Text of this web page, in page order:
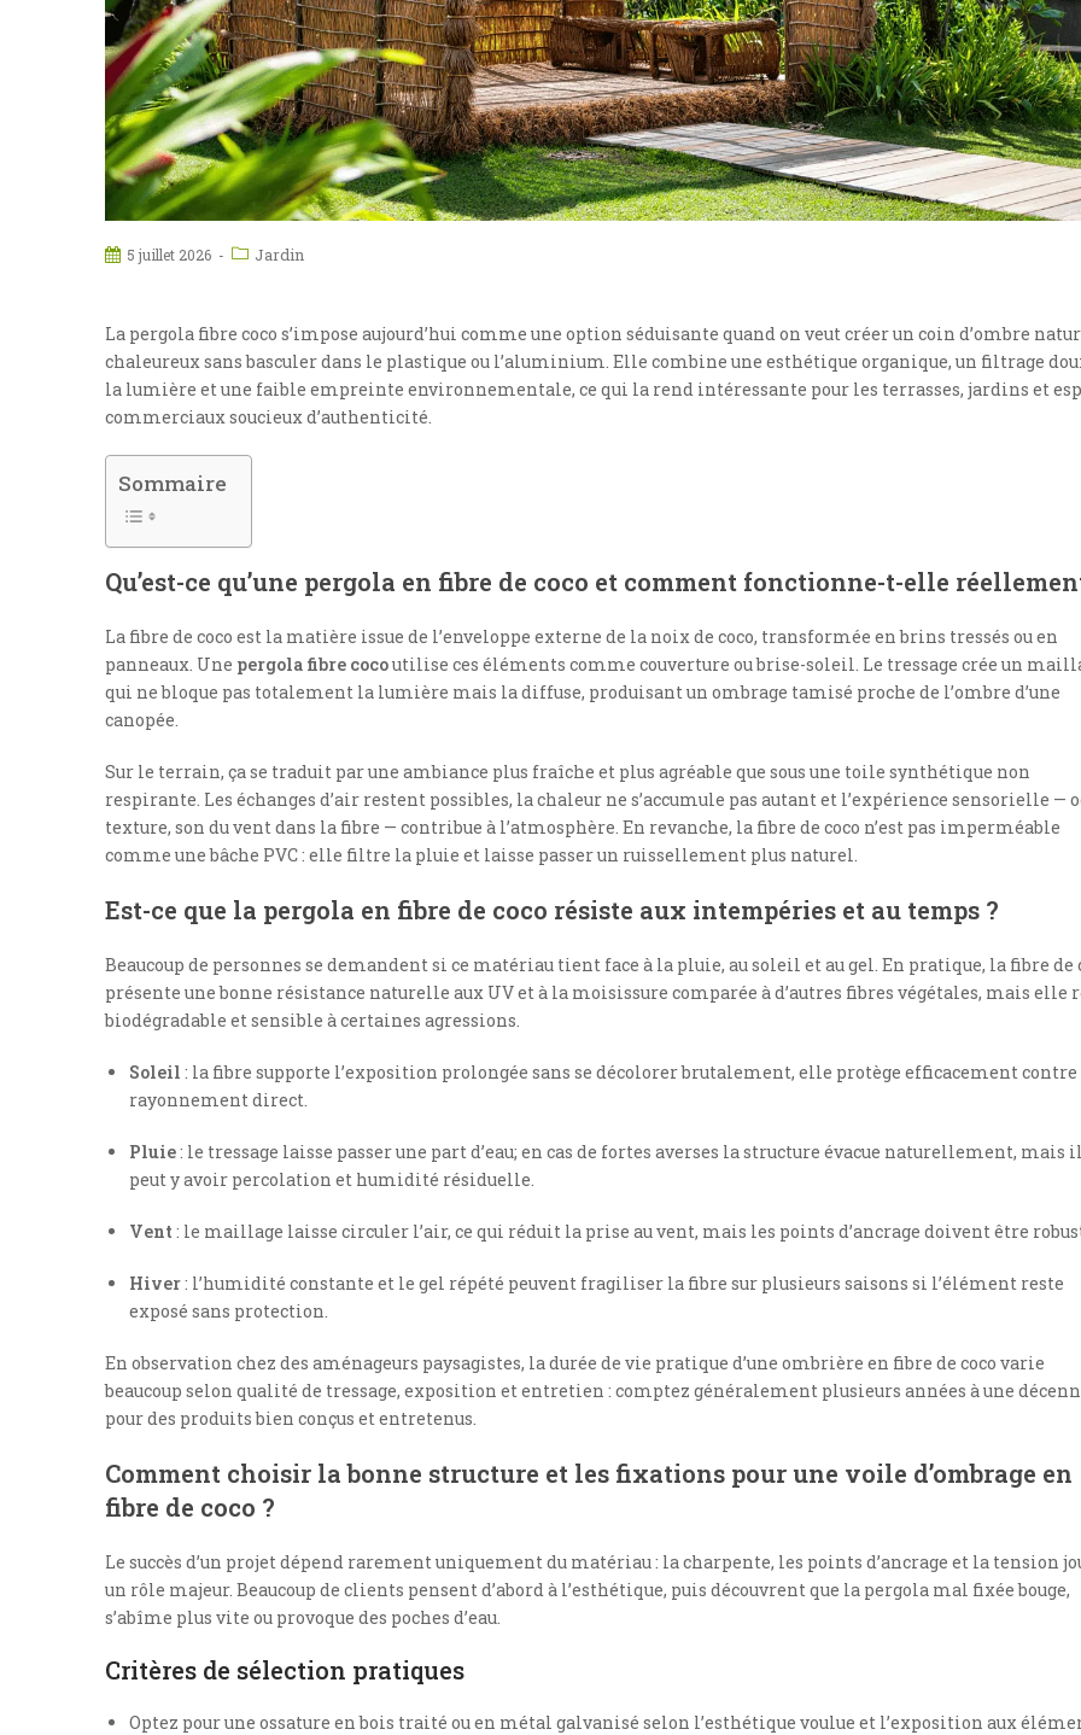
5 juillet 2026 Jardin
La pergola fibre coco s’impose aujourd’hui comme une option séduisante quand on veut créer un coin d’ombre
chaleureux sans basculer dans le plastique ou l’aluminium. Elle combine une esthétique organique, un filtrage
la lumière et une faible empreinte environnementale, ce qui la rend intéressante pour les terrasses, jardins et
commerciaux soucieux d’authenticité.
Sommaire
Qu’est-ce qu’une pergola en fibre de coco et comment fonctionne-t-elle
La fibre de coco est la matière issue de l’enveloppe externe de la noix de coco, transformée en brins tressés ou en
panneaux. Une pergola fibre cocoutilise ces éléments comme couverture ou brise-soleil. Le tressage crée un
qui ne bloque pas totalement la lumière mais la diffuse, produisant un ombrage tamisé proche de l’ombre d’une
canopée.
Sur le terrain, ça se traduit par une ambiance plus fraîche et plus agréable que sous une toile synthétique non
respirante. Les échanges d’air restent possibles, la chaleur ne s’accumule pas autant et l’expérience sensorielle —
texture, son du vent dans la fibre — contribue à l’atmosphère. En revanche, la fibre de coco n’est pas imperméable
comme une bâche PVC : elle filtre la pluie et laisse passer un ruissellement plus naturel.
Est-ce que la pergola en fibre de coco résiste aux intempéries et au temps ?
Beaucoup de personnes se demandent si ce matériau tient face à la pluie, au soleil et au gel. En pratique, la fibre de
présente une bonne résistance naturelle aux UV et à la moisissure comparée à d’autres fibres végétales, mais elle
biodégradable et sensible à certaines agressions.
Soleil : la fibre supporte l’exposition prolongée sans se décolorer brutalement, elle protège efficacement contre
rayonnement direct.
Pluie: le tressage laisse passer une part d’eau; en cas de fortes averses la structure évacue naturellement, mais il
peut y avoir percolation et humidité résiduelle.
Vent : le maillage laisse circuler l’air, ce qui réduit la prise au vent, mais les points d’ancrage doivent être
Hiver: l’humidité constante et le gel répété peuvent fragiliser la fibre sur plusieurs saisons si l’élément reste
exposé sans protection.
En observation chez des aménageurs paysagistes, la durée de vie pratique d’une ombrière en fibre de coco varie
beaucoup selon qualité de tressage, exposition et entretien : comptez généralement plusieurs années à une
pour des produits bien conçus et entretenus.
Comment choisir la bonne structure et les fixations pour une voile d’ombrage en
fibre de coco ?
Le succès d’un projet dépend rarement uniquement du matériau : la charpente, les points d’ancrage et la tension
un rôle majeur. Beaucoup de clients pensent d’abord à l’esthétique, puis découvrent que la pergola mal fixée bouge,
s’abîme plus vite ou provoque des poches d’eau.
Critères de sélection pratiques
Optez pour une ossature en bois traité ou en métal galvanisé selon l’esthétique voulue et l’exposition aux